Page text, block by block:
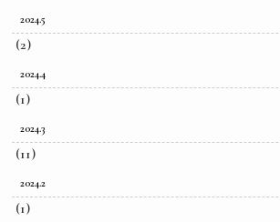
2024.5
(2)
2024.4
(1)
2024.3
(11)
2024.2
(1)